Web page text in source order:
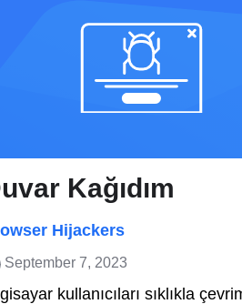
Kağıdım
Hijackers
September 7, 2023
kullanıcıları sıklıkla